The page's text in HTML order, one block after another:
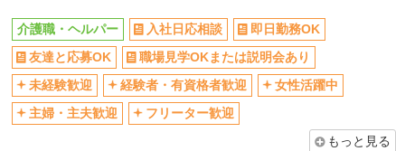
介護職・ヘルパー 入社日応相談
即日勤務OK
友達と応募OK
職場見学OKまたは説明会あり
未経験歓迎
経験者・有資格者歓迎
女性活躍中
主婦・主夫歓迎
フリーター歓迎
もっと見る